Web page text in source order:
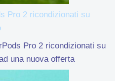
Pro 2 ricondizionati su
Pro 2 ricondizionati su
una nuova offerta